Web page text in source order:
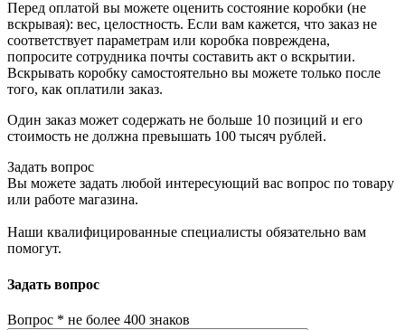
Перед оплатой вы можете оценить состояние коробки (не
вскрывая): вес, целостность. Если вам кажется, что заказ не
соответствует параметрам или коробка повреждена,
попросите сотрудника почты составить акт о вскрытии.
Вскрывать коробку самостоятельно вы можете только после
того, как оплатили заказ.
Один заказ может содержать не больше 10 позиций и его
стоимость не должна превышать 100 тысяч рублей.
Задать вопрос
Вы можете задать любой интересующий вас вопрос по товару
или работе магазина.
Наши квалифицированные специалисты обязательно вам
помогут.
Задать вопрос
Вопрос * не более 400 знаков